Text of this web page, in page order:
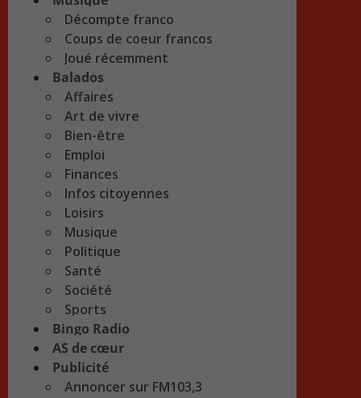
Décompte franco
Coups de coeur francos
Joué récemment
Balados
Affaires
Art de vivre
Bien-être
Emploi
Finances
Infos citoyennes
Loisirs
Musique
Politique
Santé
Société
Sports
Bingo Radio
AS de cœur
Publicité
Annoncer sur FM103,3